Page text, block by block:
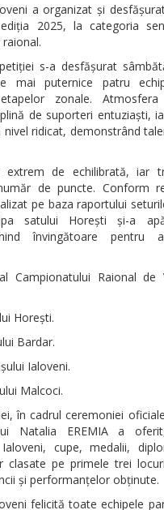
a organizat și
2025, la categoria
s-a desfășurat
mai puternice patru
zonale.
de suporteri entuziaști,
ridicat, demonstrând
de echilibrată, iar
de puncte. Conform
pe baza raportului
satului Horești și-a
învingătoare pentru
Campionatului Raional de
Horești.
Bardar.
Ialoveni.
Malcoci.
în cadrul ceremoniei
Natalia EREMIA a
cupe, medalii,
clasate pe primele trei
și performanțelor obținute.
felicită toate echipele